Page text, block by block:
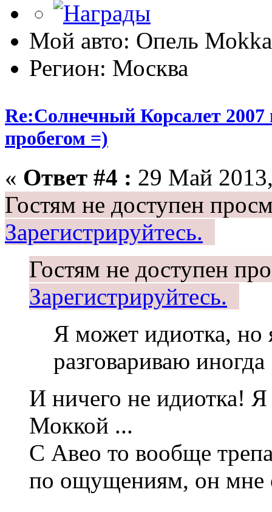
Мой авто: Опель
Регион: Москва
Re:Солнечный Корсалет
пробегом =)
« Ответ #4 : 29 Май
Гостям не доступен
Зарегистрируйтесь.
Гостям не доступен
Зарегистрируйтесь.
Я может идиотка, но
разговариваю иногда
И ничего не идиотка! Я
Моккой ...
С Авео то вообще
по ощущениям, он мне